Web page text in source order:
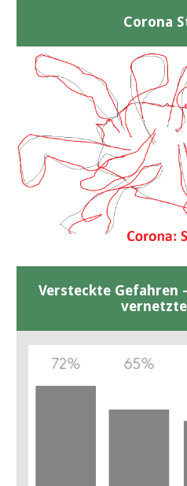
Corona
Versteckte Gefahren